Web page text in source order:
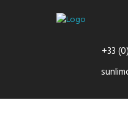
+33